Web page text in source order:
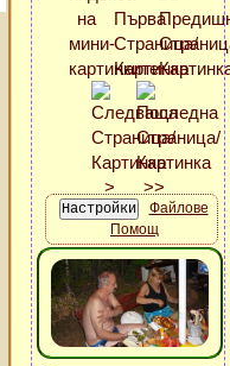
Файлове
Помощ